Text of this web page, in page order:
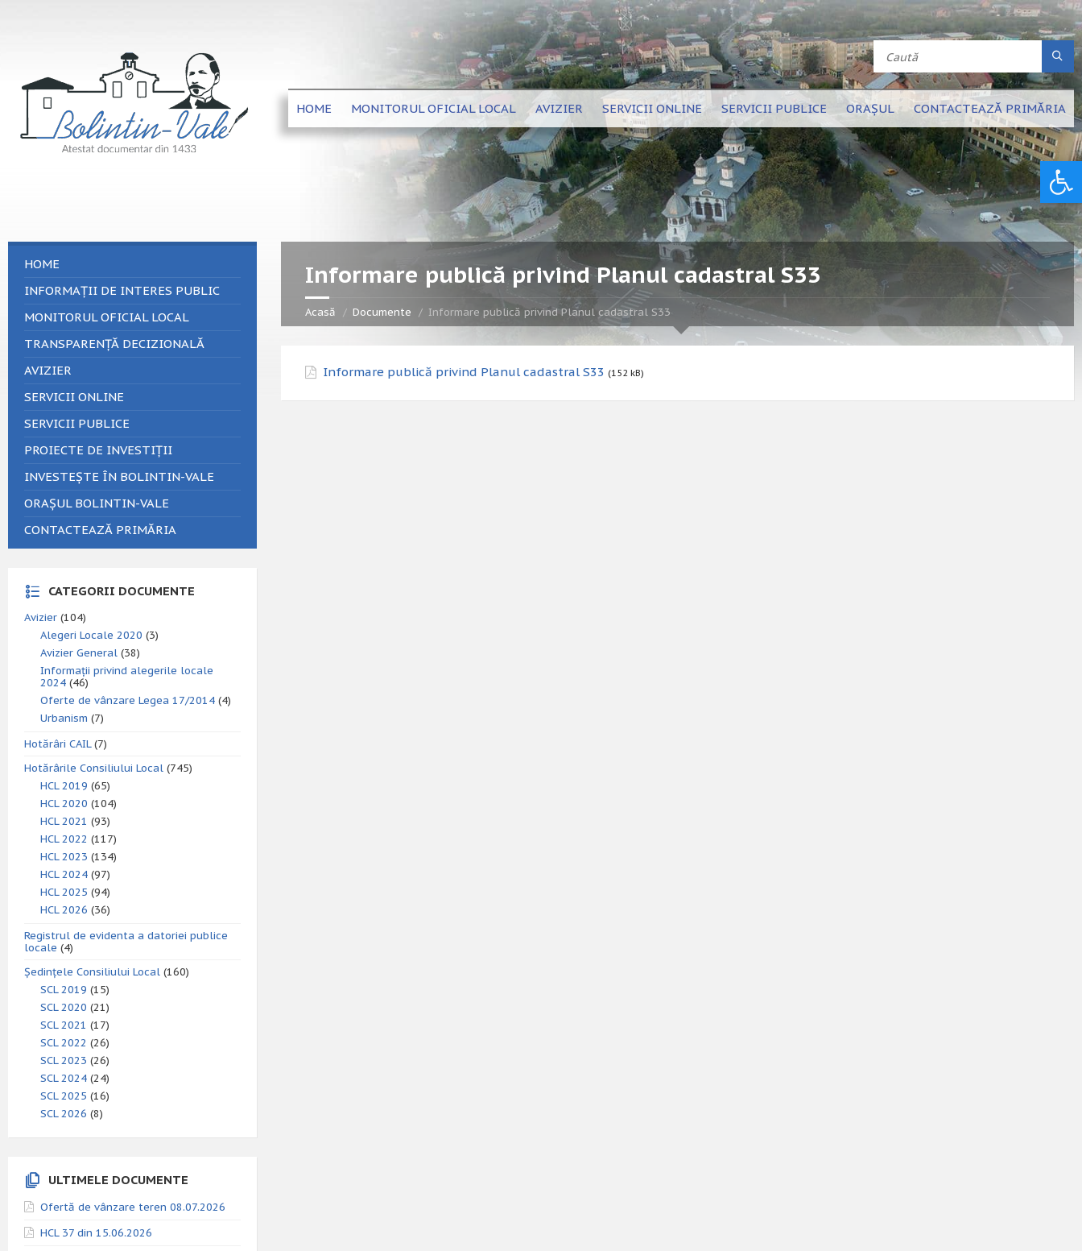
HOME MONITORUL OFICIAL LOCAL AVIZIER SERVICII ONLINE SERVICII PUBLICE ORAȘUL CONTACTEAZĂ PRIMĂRIA
Informare publică privind Planul cadastral S33
Acasă Documente Informare publică privind Planul cadastral S33
Informare publică privind Planul cadastral S33 (152 kB)
HOME
INFORMAȚII DE INTERES PUBLIC
MONITORUL OFICIAL LOCAL
TRANSPARENȚĂ DECIZIONALĂ
AVIZIER
SERVICII ONLINE
SERVICII PUBLICE
PROIECTE DE INVESTIȚII
INVESTEȘTE ÎN BOLINTIN-VALE
ORAȘUL BOLINTIN-VALE
CONTACTEAZĂ PRIMĂRIA
CATEGORII DOCUMENTE
Avizier (104)
Alegeri Locale 2020 (3)
Avizier General (38)
Informații privind alegerile locale
2024 (46)
Oferte de vânzare Legea 17/2014 (4)
Urbanism (7)
Hotărâri CAIL(7)
Hotărârile Consiliului Local (745)
HCL 2019 (65)
HCL 2020 (104)
HCL 2021 (93)
HCL 2022 (117)
HCL 2023 (134)
HCL 2024 (97)
HCL 2025 (94)
HCL 2026 (36)
Registrul de evidenta a datoriei publice
locale (4)
Ședințele Consiliului Local (160)
SCL 2019 (15)
SCL 2020 (21)
SCL 2021 (17)
SCL 2022 (26)
SCL 2023 (26)
SCL 2024 (24)
SCL 2025 (16)
SCL 2026 (8)
ULTIMELE DOCUMENTE
Ofertă de vânzare teren 08.07.2026
HCL 37 din 15.06.2026
Deschide bara de unelte